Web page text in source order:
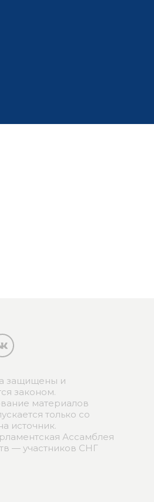
защищены и
законом.
материалов
только со
источник.
Ассамблея
— участников СНГ